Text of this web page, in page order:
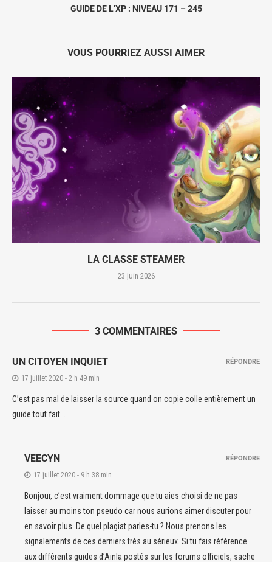
GUIDE DE L’XP : NIVEAU 171 – 245
VOUS POURRIEZ AUSSI AIMER
LA CLASSE STEAMER
23 juin 2026
3 COMMENTAIRES
UN CITOYEN INQUIET
17 juillet 2020 - 2 h 49 min
C’est pas mal de laisser la source quand on copie colle entièrement un
guide tout fait …
RÉPONDRE
VEECYN
17 juillet 2020 - 9 h 38 min
Bonjour, c’est vraiment dommage que tu aies choisi de ne pas
laisser au moins ton pseudo car nous aurions aimer discuter pour
en savoir plus. De quel plagiat parles-tu ? Nous prenons les
signalements de ces derniers très au sérieux. Si tu fais référence
aux différents guides d’Ainla postés sur les forums officiels, sache
RÉPONDRE